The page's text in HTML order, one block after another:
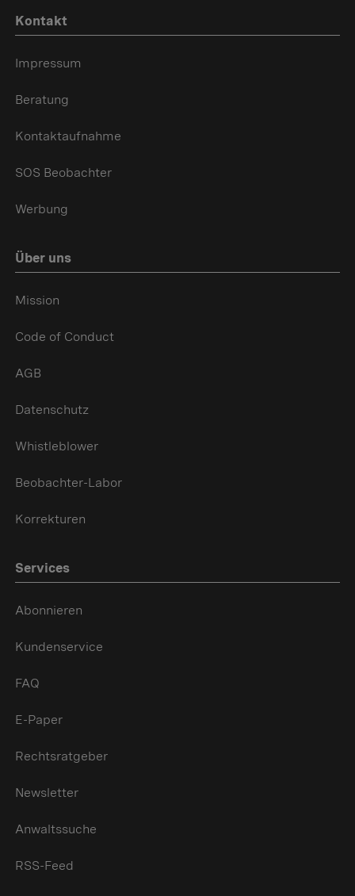
Kontakt
Impressum
Beratung
Kontaktaufnahme
SOS Beobachter
Werbung
Über uns
Mission
Code of Conduct
AGB
Datenschutz
Whistleblower
Beobachter-Labor
Korrekturen
Services
Abonnieren
Kundenservice
FAQ
E-Paper
Rechtsratgeber
Newsletter
Anwaltssuche
RSS-Feed